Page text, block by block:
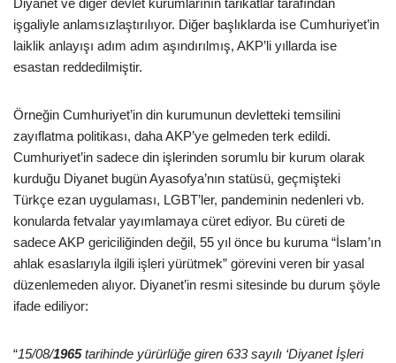
Diyanet ve diğer devlet kurumlarının tarikatlar tarafından
işgaliyle anlamsızlaştırılıyor. Diğer başlıklarda ise Cumhuriyet’in
laiklik anlayışı adım adım aşındırılmış, AKP’li yıllarda ise
esastan reddedilmiştir.
Örneğin Cumhuriyet’in din kurumunun devletteki temsilini
zayıflatma politikası, daha AKP’ye gelmeden terk edildi.
Cumhuriyet’in sadece din işlerinden sorumlu bir kurum olarak
kurduğu Diyanet bugün Ayasofya’nın statüsü, geçmişteki
Türkçe ezan uygulaması, LGBT’ler, pandeminin nedenleri vb.
konularda fetvalar yayımlamaya cüret ediyor. Bu cüreti de
sadece AKP gericiliğinden değil, 55 yıl önce bu kuruma “İslam’ın
ahlak esaslarıyla ilgili işleri yürütmek” görevini veren bir yasal
düzenlemeden alıyor. Diyanet’in resmi sitesinde bu durum şöyle
ifade ediliyor:
“15/08/1965tarihinde yürürlüğe giren 633 sayılı ‘Diyanet İşleri